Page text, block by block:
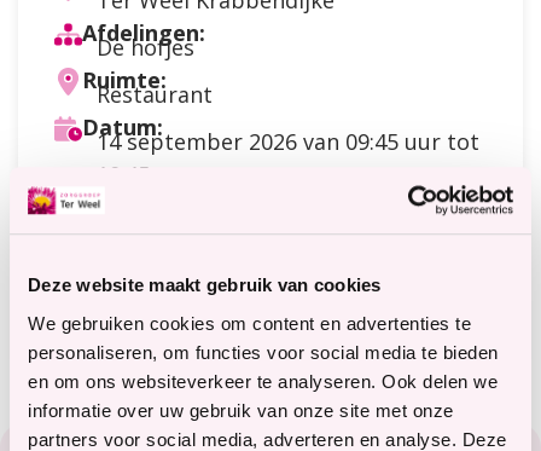
Deze website maakt gebruik van cookies
We gebruiken cookies om content en advertenties te
personaliseren, om functies voor social media te bieden
en om ons websiteverkeer te analyseren. Ook delen we
informatie over uw gebruik van onze site met onze
partners voor social media, adverteren en analyse. Deze
Afdelingen:
De hofjes
Ruimte:
Restaurant
Datum:
14 september 2026van 09:45 uur tot
10:45 uur
Doelgroep:
Meer informatie?
terweelactief@terweel.nl